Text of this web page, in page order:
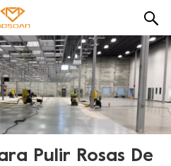
Pulir Rosas De